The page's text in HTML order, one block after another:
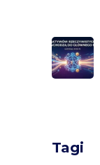
Tagi